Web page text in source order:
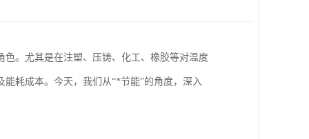
。尤其是在注塑、压铸、化工、橡胶等对温度
耗成本。今天，我们从“*节能”的角度，深入